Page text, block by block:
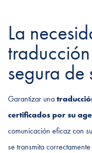
La
segura de
Garantizar una
certificados por su
comunicación eficaz con
se transmita